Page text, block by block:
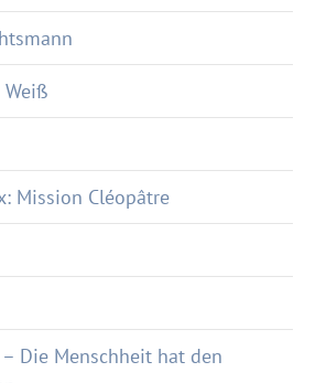
Mission Cléopâtre
Die Menschheit hat den